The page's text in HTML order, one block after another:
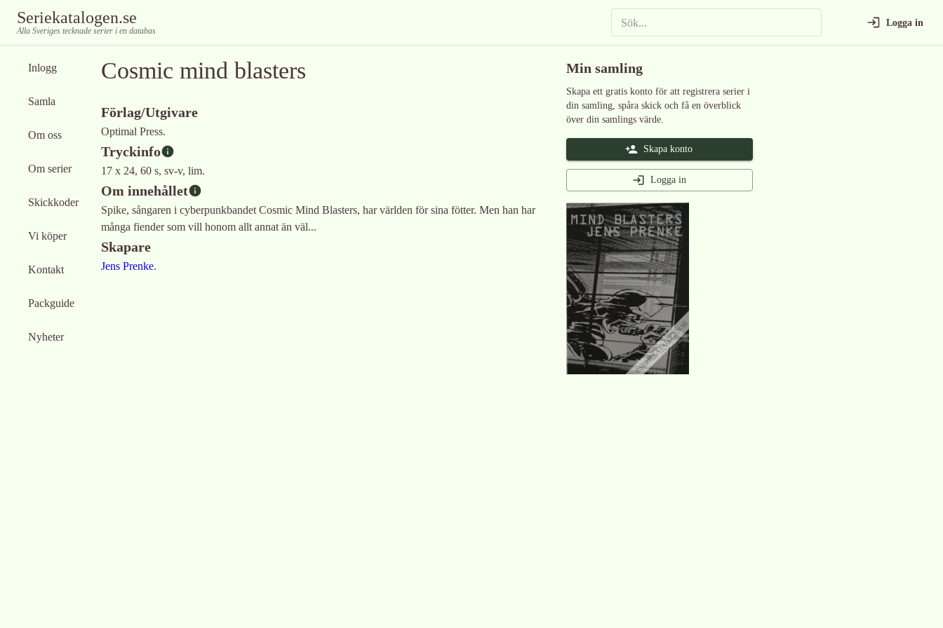
Seriekatalogen.se
Alla Sveriges tecknade serier i en databas
Logga in
Inlogg
Samla
Om oss
Om serier
Skickkoder
Vi köper
Kontakt
Packguide
Nyheter
Cosmic mind blasters
Förlag/Utgivare
Optimal Press.
Tryckinfo
17 x 24, 60 s, sv-v, lim.
Om innehållet
Spike, sångaren i cyberpunkbandet Cosmic Mind Blasters, har världen för sina fötter. Men han har
många fiender som vill honom allt annat än väl...
Skapare
Jens Prenke.
Min samling
Skapa ett gratis konto för att registrera serier i
din samling, spåra skick och få en överblick
över din samlings värde.
Skapa konto
Logga in